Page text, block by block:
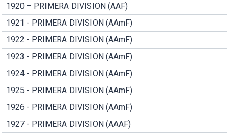
1920 – PRIMERA DIVISION (AAF)
1921 - PRIMERA DIVISION (AAmF)
1922 - PRIMERA DIVISION (AAmF)
1923 - PRIMERA DIVISION (AAmF)
1924 - PRIMERA DIVISION (AAmF)
1925 - PRIMERA DIVISION (AAmF)
1926 - PRIMERA DIVISION (AAmF)
1927 - PRIMERA DIVISION (AAAF)